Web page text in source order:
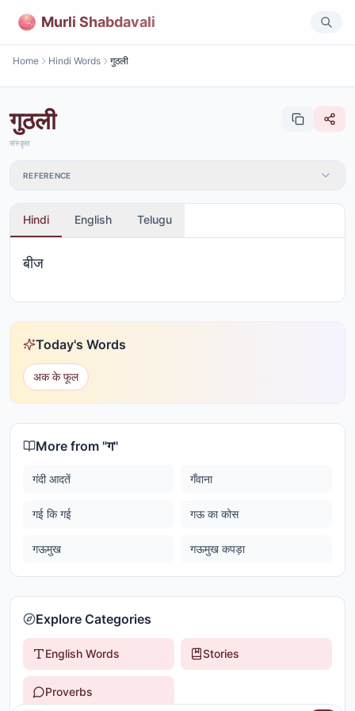
Murli Shabdavali
Home Hindi Words गुठली
गुठली
संस्कृत
REFERENCE
Hindi English Telugu
बीज
Today's Words
अक के फूल
More from "ग"
गंदी आदतें गँवाना
गई कि गई गऊ का कोस
गऊमुख गऊमुख कपड़ा
Explore Categories
English Words Stories
Proverbs